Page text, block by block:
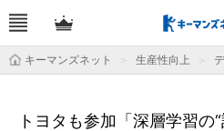
キーマンズネット 生産性向上
トヨタも参加「深層学習の